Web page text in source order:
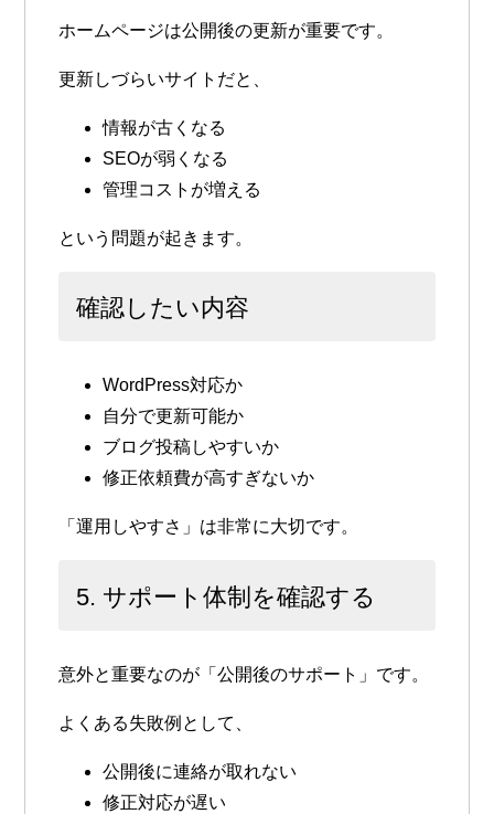
ホームページは公開後の更新が重要です。
更新しづらいサイトだと、
情報が古くなる
SEOが弱くなる
管理コストが増える
という問題が起きます。
確認したい内容
WordPress対応か
自分で更新可能か
ブログ投稿しやすいか
修正依頼費が高すぎないか
「運用しやすさ」は非常に大切です。
5. サポート体制を確認する
意外と重要なのが「公開後のサポート」です。
よくある失敗例として、
公開後に連絡が取れない
修正対応が遅い